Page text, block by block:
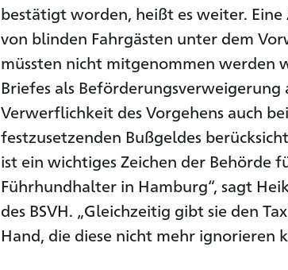
bestätigt worden, heißt es weiter.
von blinden Fahrgästen unter dem
müssten nicht mitgenommen werden
Briefes als Beförderungsverweigerung
Verwerflichkeit des Vorgehens auch
festzusetzenden Bußgeldes
ist ein wichtiges Zeichen der Behörde
Führhundhalter in Hamburg“, sagt
des BSVH. „Gleichzeitig gibt sie den
Hand, die diese nicht mehr ignorieren